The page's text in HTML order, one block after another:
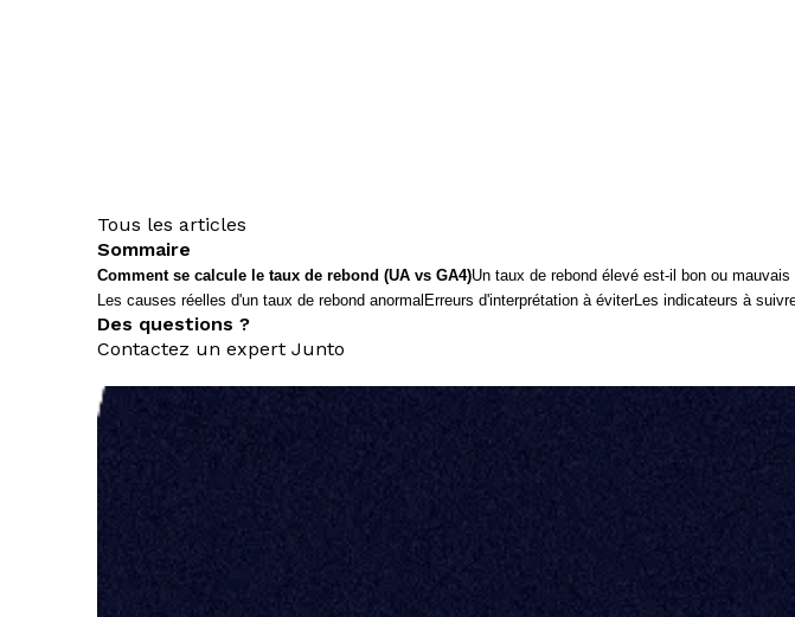
Tous les articles
Sommaire
Comment se calcule le taux de rebond (UA vs GA4)Un taux de rebond élevé est-il bon ou mauvais
Les causes réelles d'un taux de rebond anormal Erreurs d'interprétation à éviterLes indicateurs à
Des questions ?
Contactez un expert Junto